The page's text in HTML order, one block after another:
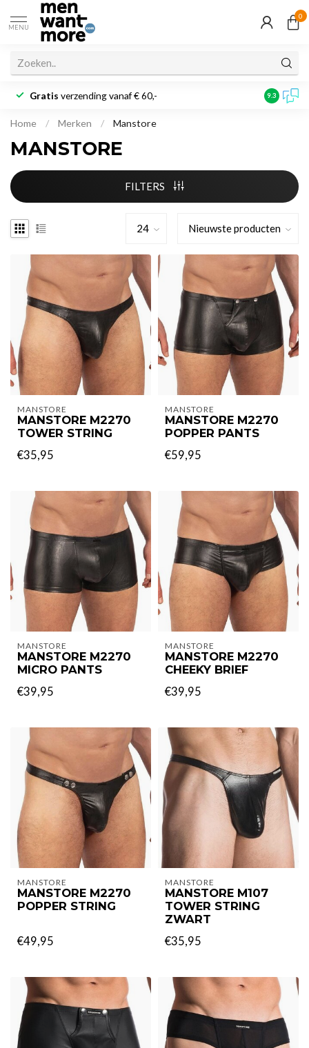
MENU
0
Gratis verzending vanaf € 60,- 9.3
Home / Merken / Manstore
MANSTORE
FILTERS
MANSTORE
MANSTORE M2270
TOWER STRING
€35,95
MANSTORE
MANSTORE M2270
POPPER PANTS
€59,95
MANSTORE
MANSTORE M2270
MICRO PANTS
€39,95
MANSTORE
MANSTORE M2270
CHEEKY BRIEF
€39,95
MANSTORE
MANSTORE M2270
POPPER STRING
€49,95
MANSTORE
MANSTORE M107
TOWER STRING
ZWART
€35,95